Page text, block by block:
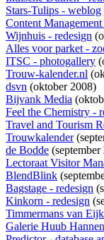
Stars-Tulips - weblog
Content
Wijnhuis - redesign
Alles voor parket -
ITSC - photogallery
Trouw-kalender.nl
dsvn (oktober 2008)
Bijvank Media
Feel the Chemistry -
Travel and Tourism
Trouwkalender
de Bodde (september
Lectoraat Visitor
BlendBlink
Bagstage - redesign
Kinkorn - redesign
Timmermans van
Galerie Huub Hannen